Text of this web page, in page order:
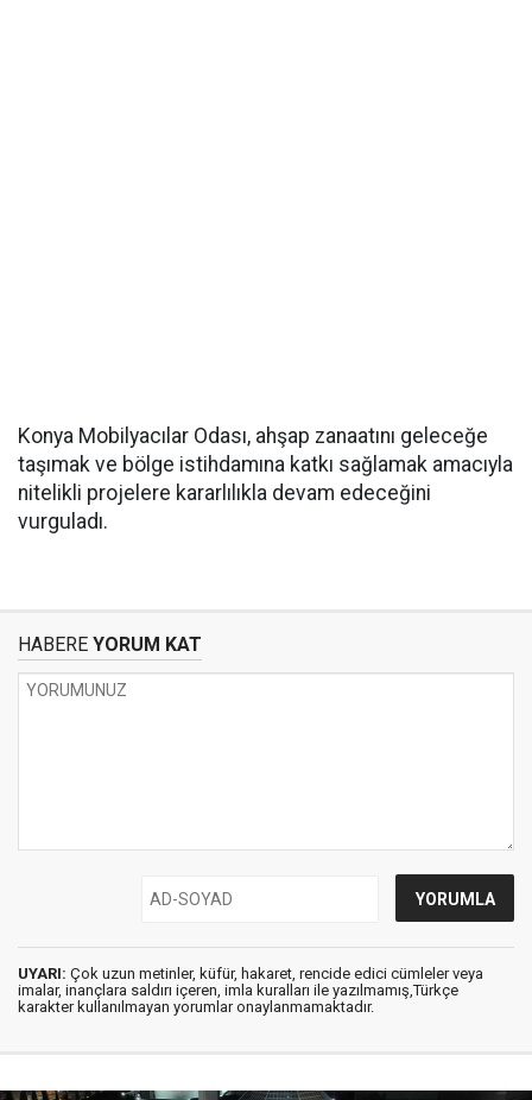
Konya Mobilyacılar Odası, ahşap zanaatını geleceğe
taşımak ve bölge istihdamına katkı sağlamak amacıyla
nitelikli projelere kararlılıkla devam edeceğini
vurguladı.
HABERE YORUM KAT
UYARI: Çok uzun metinler, küfür, hakaret, rencide edici cümleler veya
imalar, inançlara saldırı içeren, imla kuralları ile yazılmamış,Türkçe
karakter kullanılmayan yorumlar onaylanmamaktadır.